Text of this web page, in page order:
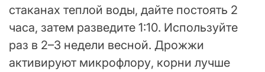
стаканах теплой воды, дайте постоять 2
часа, затем разведите 1:10. Используйте
раз в 2–3 недели весной. Дрожжи
активируют микрофлору, корни лучше